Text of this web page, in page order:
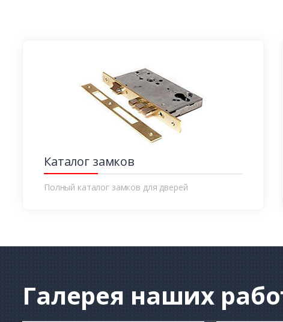
Каталог замков
Полный каталог замков для дверей
Галерея наших